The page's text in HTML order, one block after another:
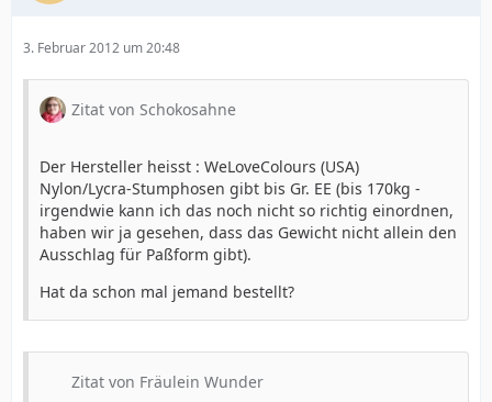
3. Februar 2012 um 20:48
Zitat von Schokosahne
Der Hersteller heisst : WeLoveColours (USA)
Nylon/Lycra-Stumphosen gibt bis Gr. EE (bis 170kg -
irgendwie kann ich das noch nicht so richtig einordnen,
haben wir ja gesehen, dass das Gewicht nicht allein den
Ausschlag für Paßform gibt).
Hat da schon mal jemand bestellt?
Zitat von Fräulein Wunder